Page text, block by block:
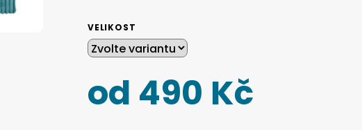
VELIKOST
od 490 Kč